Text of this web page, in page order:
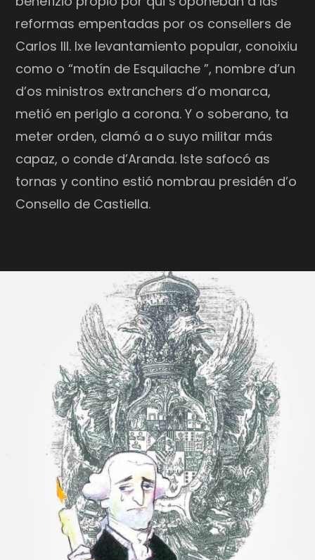
reformas empentadas por os consellers de
Carlos III. Ixe levantamiento popular, conoixiu
como o “motín de Esquilache ”, nombre d’un
d’os ministros extranchers d’o monarca,
metió en periglo a corona. Y o soberano, ta
meter orden, clamó a o suyo militar más
capaz, o conde d’Aranda. Iste safocó as
tornas y contino estió nombrau presidén d’o
Consello de Castiella.